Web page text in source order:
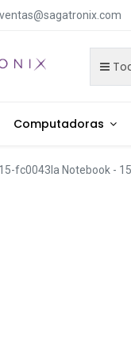
ventas@sagatronix.com
Computadoras
fc0043la Notebook -